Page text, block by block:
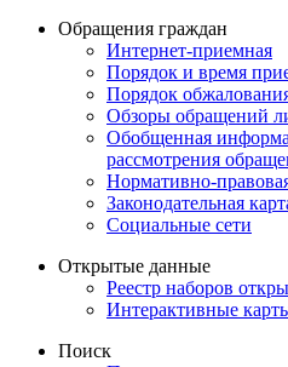
Обращения граждан
Интернет-приемная
Порядок и время
Порядок
Обзоры обращений
Обобщенная
рассмотрения
Нормативно-
Законодательная
Социальные сети
Открытые данные
Реестр наборов
Интерактивные
Поиск